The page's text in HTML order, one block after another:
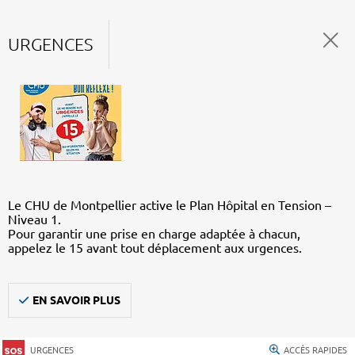
URGENCES
Le CHU de Montpellier active le Plan Hôpital en Tension –
Niveau 1.
Pour garantir une prise en charge adaptée à chacun,
appelez le 15 avant tout déplacement aux urgences.
EN SAVOIR PLUS
URGENCES ACCÈS RAPIDES